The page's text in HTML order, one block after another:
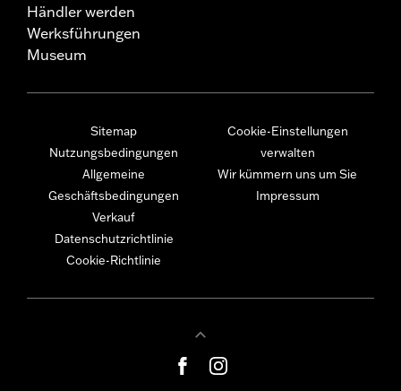
Händler werden
Werksführungen
Museum
Sitemap
Nutzungsbedingungen
Allgemeine
Geschäftsbedingungen
Verkauf
Datenschutzrichtlinie
Cookie-Richtlinie
Cookie-Einstellungen
verwalten
Wir kümmern uns um Sie
Impressum